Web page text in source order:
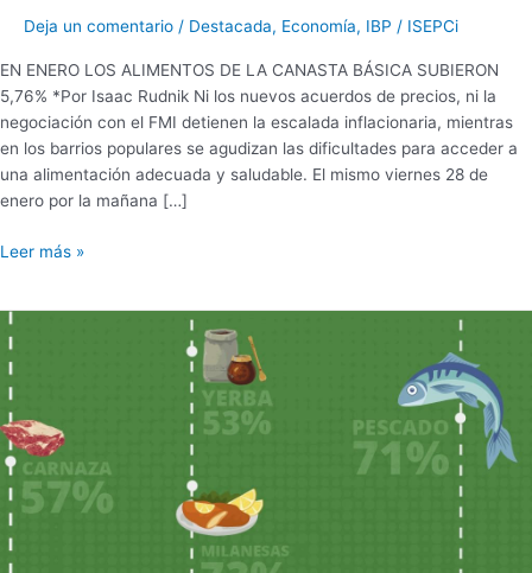
Deja un comentario / Destacada, Economía, IBP / ISEPCi
EN ENERO LOS ALIMENTOS DE LA CANASTA BÁSICA SUBIERON
5,76% *Por Isaac Rudnik Ni los nuevos acuerdos de precios, ni la
negociación con el FMI detienen la escalada inflacionaria, mientras
en los barrios populares se agudizan las dificultades para acceder a
una alimentación adecuada y saludable. El mismo viernes 28 de
enero por la mañana […]
Leer más »
AUMENTOS
DE
LOS
ALIMENTOS
EN
2021.
LA
PESADILLA
DIARIA